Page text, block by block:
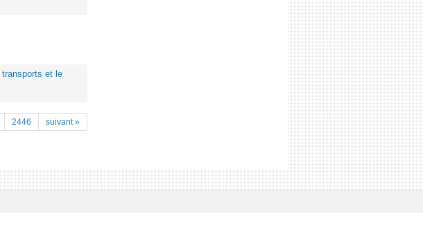
transports et le
2446 suivant »